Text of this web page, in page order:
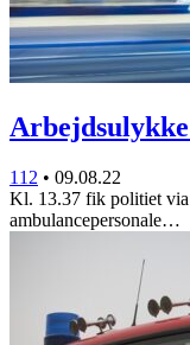
112 • 09.08.22
Kl. 13.37 fik politiet via
ambulancepersonale…